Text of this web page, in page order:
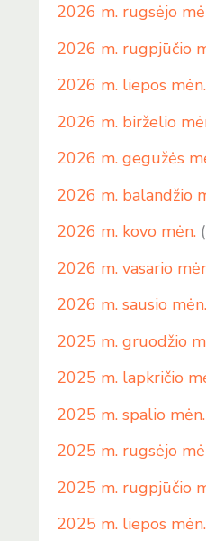
2026 m. rugsėjo
2026 m. rugpjūčio
2026 m. liepos mėn.
2026 m. birželio
2026 m. gegužės
2026 m. balandžio
2026 m. kovo mėn.
2026 m. vasario
2026 m. sausio mėn.
2025 m. gruodžio
2025 m. lapkričio
2025 m. spalio mėn.
2025 m. rugsėjo
2025 m. rugpjūčio
2025 m. liepos mėn.